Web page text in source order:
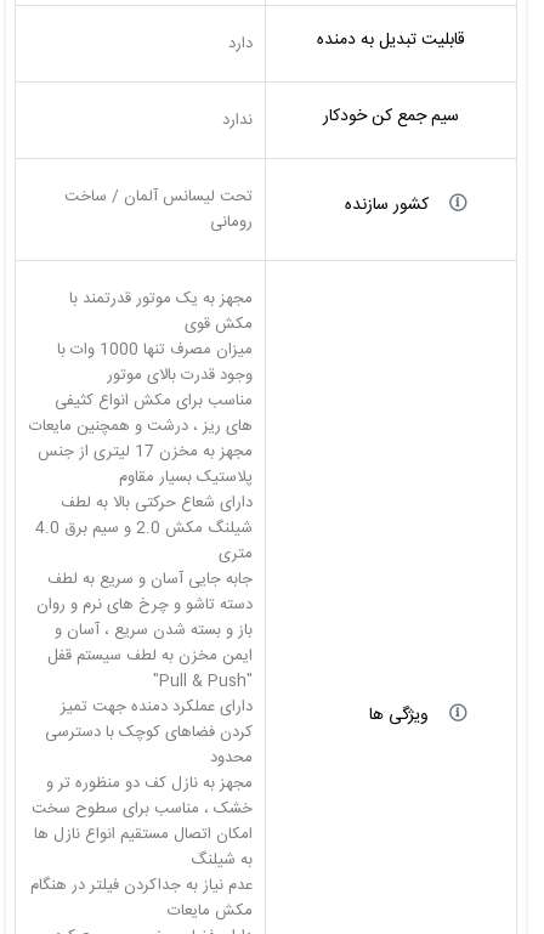
قابلیت تبدیل به دمنده دارد
سیم جمع کن خودکار ندارد
کشور سازنده
تحت لیسانس آلمان / ساخت
رومانی
ویژگی ها
مجهز به یک موتور قدرتمند با
میزان مصرف تنها 1000 وات با
مناسب برای مکش انواع کثیفی
مجهز به مخزن 17 لیتری از جنس
دارای شعاع حرکتی بالا به لطف
شیلنگ مکش 2.0 و سیم برق 4.0
جابه جایی آسان و سریع به لطف
باز و بسته شدن سریع ، آسان و
ایمن مخزن به لطف سیستم قفل
دارای عملکرد دمنده جهت تمیز
کردن فضاهای کوچک با دسترسی
مجهز به نازل کف دو منظوره تر و
امکان اتصال مستقیم انواع نازل ها
عدم نیاز به جداکردن فیلتر در هنگام